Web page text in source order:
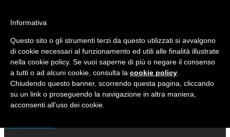
Mondo Italiano nel Mondo
LE INTERVISTE SONO AGLI ITALIANI CHE
RICOPRONO RUOLI ISTITUZIONALI, A
QUELLI CHE RAPPRESENTANO LA SOCIETÀ E
A CHI È UN "COMUNE CITTADINO" ...
PER TUTTO QUESTO SIAMO "ORGOGLIOSI
DI ESSERE ITALIANI"
Informativa
Questo sito o gli strumenti terzi da questo utilizzati si avvalgono
di cookie necessari al funzionamento ed utili alle finalità illustrate
nella cookie policy. Se vuoi saperne di più o negare il consenso
a tutti o ad alcuni cookie, consulta la cookie policy
Chiudendo questo banner, scorrendo questa pagina, cliccando
su un link o proseguendo la navigazione in altra maniera,
acconsenti all’uso dei cookie.